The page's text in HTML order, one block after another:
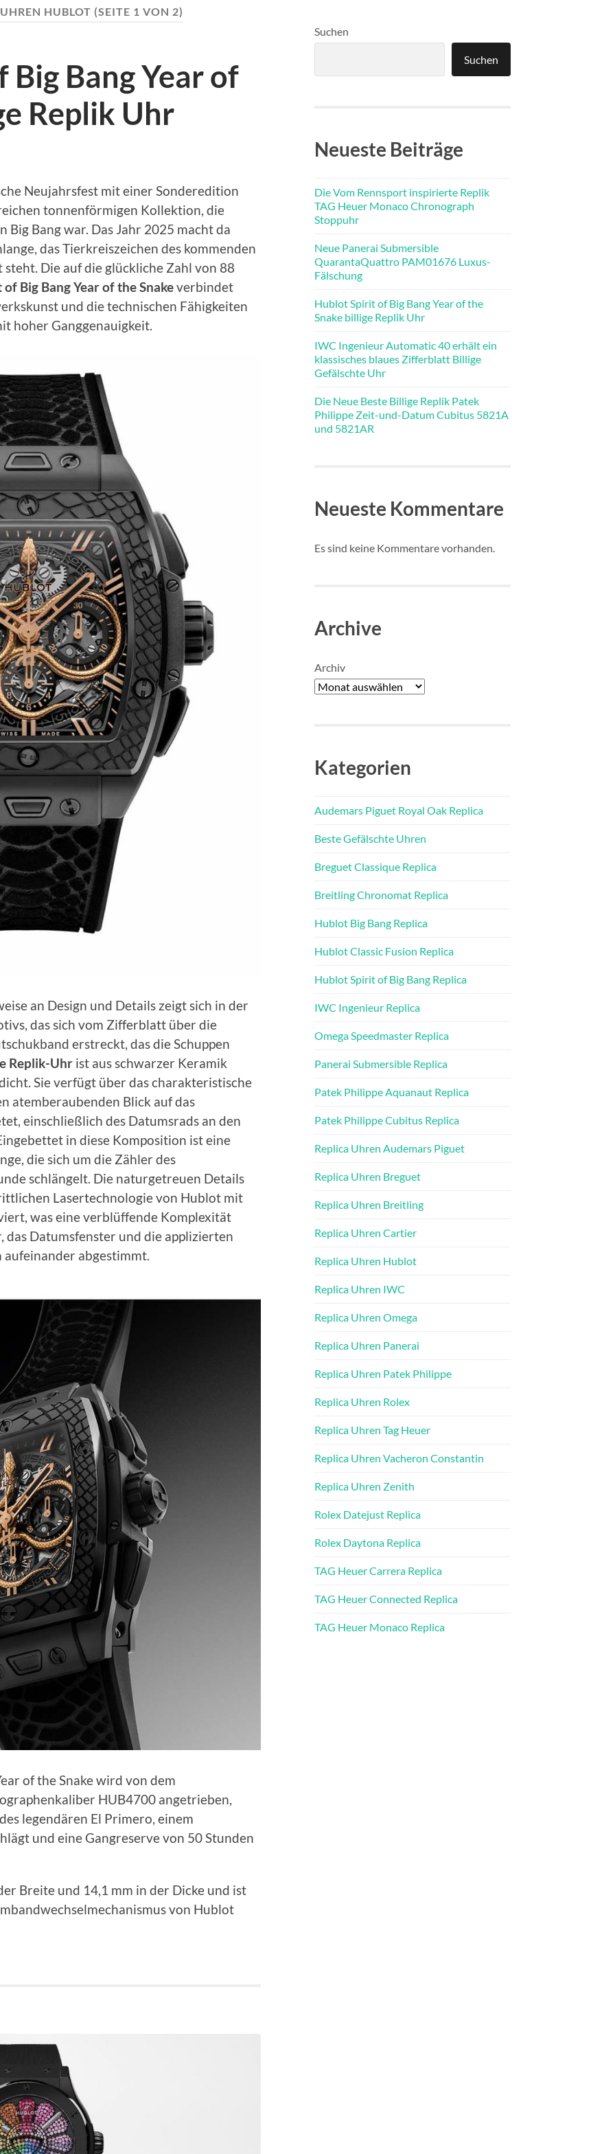
HUBLOT (SEITE 1 VON 2)
Bang Year of
Replik Uhr
Neujahrsfest mit einer Sonderedition
tonnenförmigen Kollektion, die
Bang war. Das Jahr 2025 macht da
das Tierkreiszeichen des kommenden
Die auf die glückliche Zahl von 88
Big Bang Year of the Snakeverbindet
und die technischen Fähigkeiten
hoher Ganggenauigkeit.
an Design und Details zeigt sich in der
das sich vom Zifferblatt über die
erstreckt, das die Schuppen
Replik-Uhr ist aus schwarzer Keramik
Sie verfügt über das charakteristische
atemberaubenden Blick auf das
einschließlich des Datumsrads an den
in diese Komposition ist eine
die sich um die Zähler des
schlängelt. Die naturgetreuen Details
Lasertechnologie von Hublot mit
was eine verblüffende Komplexität
Datumsfenster und die applizierten
abgestimmt.
of the Snake wird von dem
HUB4700 angetrieben,
legendären El Primero, einem
und eine Gangreserve von 50 Stunden
Breite und 14,1 mm in der Dicke und ist
von Hublot
Suchen
Suchen
Neueste Beiträge
Die Vom Rennsport inspirierte Replik
TAG Heuer Monaco Chronograph
Stoppuhr
Neue Panerai Submersible
QuarantaQuattro PAM01676 Luxus-
Fälschung
Hublot Spirit of Big Bang Year of the
Snake billige Replik Uhr
IWC Ingenieur Automatic 40 erhält ein
klassisches blaues Zifferblatt Billige
Gefälschte Uhr
Die Neue Beste Billige Replik Patek
Philippe Zeit-und-Datum Cubitus 5821A
und 5821AR
Neueste Kommentare
Es sind keine Kommentare vorhanden.
Archive
Archiv
Kategorien
Audemars Piguet Royal Oak Replica
Beste Gefälschte Uhren
Breguet Classique Replica
Breitling Chronomat Replica
Hublot Big Bang Replica
Hublot Classic Fusion Replica
Hublot Spirit of Big Bang Replica
IWC Ingenieur Replica
Omega Speedmaster Replica
Panerai Submersible Replica
Patek Philippe Aquanaut Replica
Patek Philippe Cubitus Replica
Replica Uhren Audemars Piguet
Replica Uhren Breguet
Replica Uhren Breitling
Replica Uhren Cartier
Replica Uhren Hublot
Replica Uhren IWC
Replica Uhren Omega
Replica Uhren Panerai
Replica Uhren Patek Philippe
Replica Uhren Rolex
Replica Uhren Tag Heuer
Replica Uhren Vacheron Constantin
Replica Uhren Zenith
Rolex Datejust Replica
Rolex Daytona Replica
TAG Heuer Carrera Replica
TAG Heuer Connected Replica
TAG Heuer Monaco Replica